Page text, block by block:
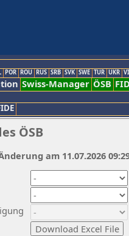
POR ROU RUS SRB SVK SWE TUR UKR
Swiss-Manager ÖSB
ÖSB
am 11.07.2026